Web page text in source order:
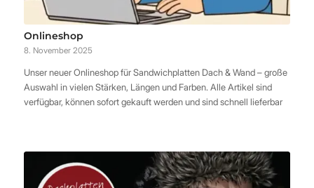
Onlineshop
8. November 2025
Unser neuer Onlineshop für Sandwichplatten Dach & Wand – große
Auswahl in vielen Stärken, Längen und Farben. Alle Artikel sind
verfügbar, können sofort gekauft werden und sind schnell lieferbar